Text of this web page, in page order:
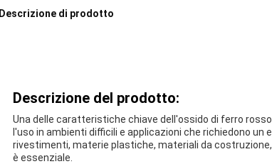
Descrizione di prodotto
Descrizione del prodotto:
Una delle caratteristiche chiave dell'ossido di ferro
l'uso in ambienti difficili e applicazioni che richiedono
rivestimenti, materie plastiche, materiali da
è essenziale.